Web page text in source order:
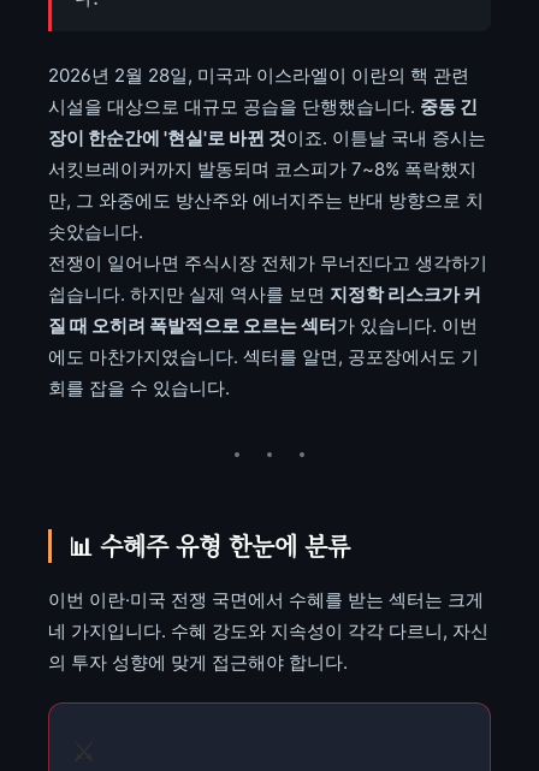
2026년 2월 28일, 미국과 이스라엘이 이란의 핵 관련
시설을 대상으로 대규모 공습을 단행했습니다. 중동 긴
장이 한순간에 '현실'로 바뀐 것이죠. 이튿날 국내 증시는
서킷브레이커까지 발동되며 코스피가 7~8% 폭락했지
만, 그 와중에도 방산주와 에너지주는 반대 방향으로 치
솟았습니다.
전쟁이 일어나면 주식시장 전체가 무너진다고 생각하기
쉽습니다. 하지만 실제 역사를 보면 지정학 리스크가 커
질 때 오히려 폭발적으로 오르는 섹터가 있습니다. 이번
에도 마찬가지였습니다. 섹터를 알면, 공포장에서도 기
회를 잡을 수 있습니다.
📊 수혜주 유형 한눈에 분류
이번 이란·미국 전쟁 국면에서 수혜를 받는 섹터는 크게
네 가지입니다. 수혜 강도와 지속성이 각각 다르니, 자신
의 투자 성향에 맞게 접근해야 합니다.
⚔️